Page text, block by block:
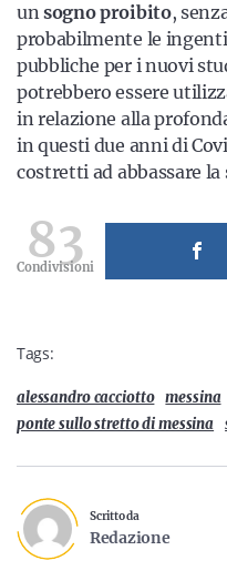
unsogno proibito,
probabilmente le
pubbliche per i nuovi
potrebbero essere
in relazione alla
in questi due anni di
costretti ad abbassare la
83
Condivisioni
Tags:
alessandro cacciotto messina
ponte sullo stretto di messina
Scritto da
Redazione